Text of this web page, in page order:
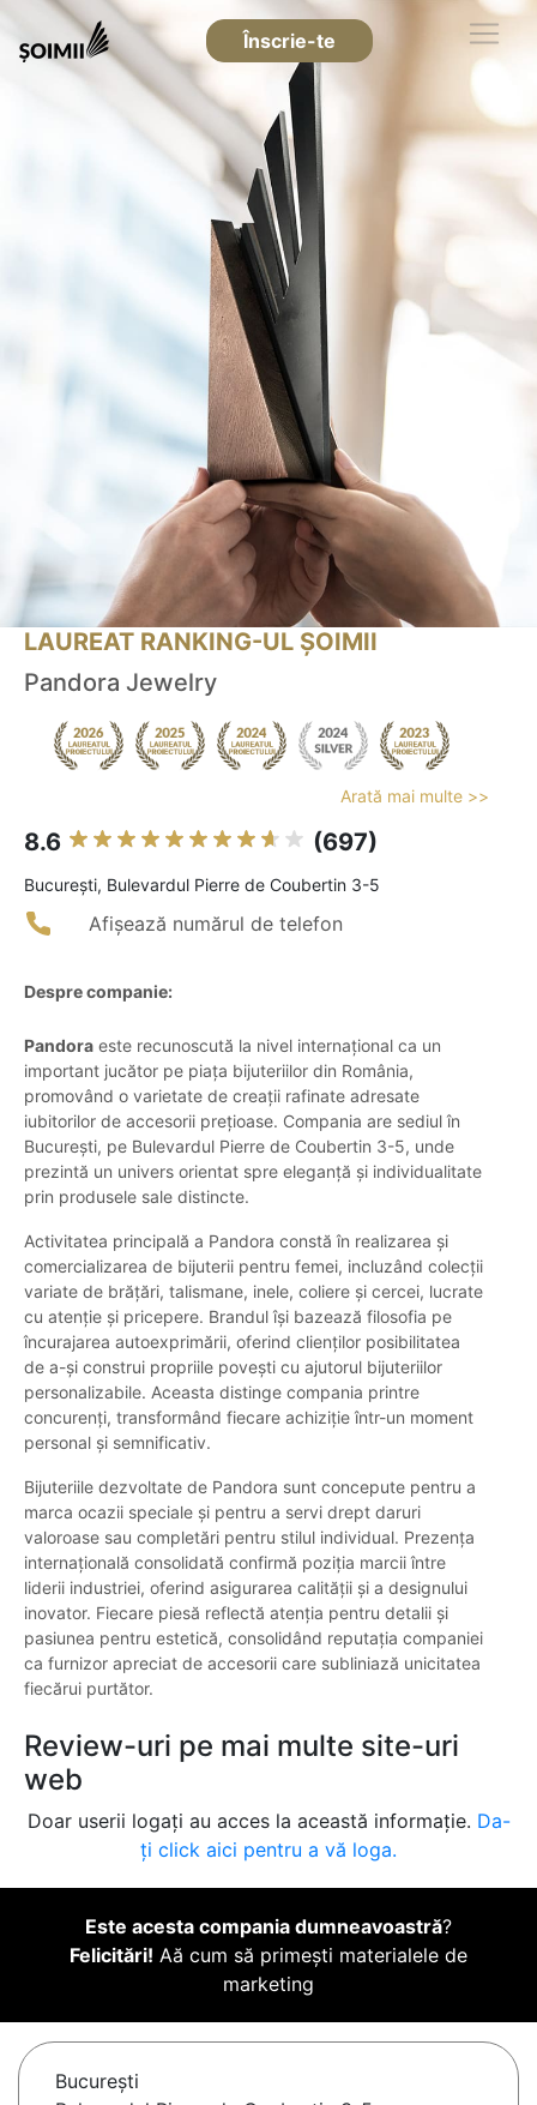
Înscrie-te
LAUREAT RANKING-UL ȘOIMII
Pandora Jewelry
Arată mai multe >>
8.6 (697)
Bucureşti, Bulevardul Pierre de Coubertin 3-5
Afișează numărul de telefon
Despre companie:
Pandora este recunoscută la nivel internațional ca un
important jucător pe piața bijuteriilor din România,
promovând o varietate de creații rafinate adresate
iubitorilor de accesorii prețioase. Compania are sediul în
București, pe Bulevardul Pierre de Coubertin 3-5, unde
prezintă un univers orientat spre eleganță și individualitate
prin produsele sale distincte.
Activitatea principală a Pandora constă în realizarea și
comercializarea de bijuterii pentru femei, incluzând colecții
variate de brățări, talismane, inele, coliere și cercei, lucrate
cu atenție și pricepere. Brandul își bazează filosofia pe
încurajarea autoexprimării, oferind clienților posibilitatea
de a-și construi propriile povești cu ajutorul bijuteriilor
personalizabile. Aceasta distinge compania printre
concurenți, transformând fiecare achiziție într-un moment
personal și semnificativ.
Bijuteriile dezvoltate de Pandora sunt concepute pentru a
marca ocazii speciale și pentru a servi drept daruri
valoroase sau completări pentru stilul individual. Prezența
internațională consolidată confirmă poziția marcii între
liderii industriei, oferind asigurarea calității și a designului
inovator. Fiecare piesă reflectă atenția pentru detalii și
pasiunea pentru estetică, consolidând reputația companiei
ca furnizor apreciat de accesorii care subliniază unicitatea
fiecărui purtător.
Review-uri pe mai multe site-uri
web
Doar userii logați au acces la această informație. Da-
ți click aici pentru a vă loga.
Este acesta compania dumneavoastră?
Felicitări! Aă cum să primești materialele de
marketing
Bucureşti